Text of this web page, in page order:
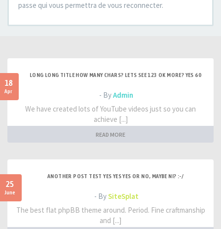
passe qui vous permettra de vous reconnecter.
18
Apr
LONG LONG TITLE HOW MANY CHARS? LETS SEE 123 OK MORE? YES 60
- ByAdmin
We have created lots of YouTube videos just so you can
achieve [...]
READ MORE
25
June
ANOTHER POST TEST YES YES YES OR NO, MAYBE NI? :-/
- BySiteSplat
The best flat phpBB theme around. Period. Fine craftmanship
and [...]